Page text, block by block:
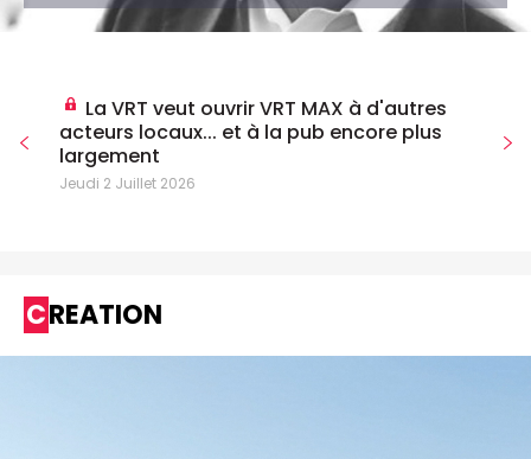
La VRT veut ouvrir VRT MAX à d'autres
acteurs locaux... et à la pub encore plus
largement
Jeudi 2 Juillet 2026
CREATION